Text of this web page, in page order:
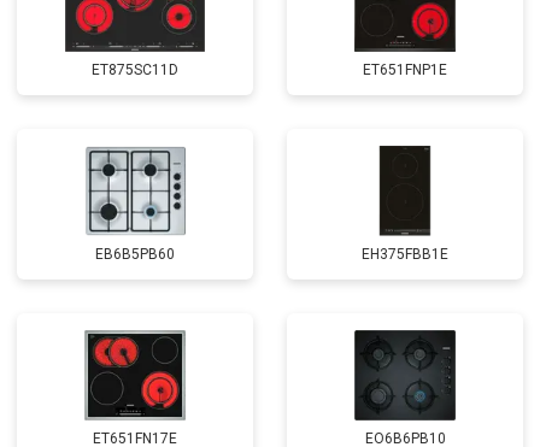
ET875SC11D ET651FNP1E
EB6B5PB60 EH375FBB1E
ET651FN17E EO6B6PB10